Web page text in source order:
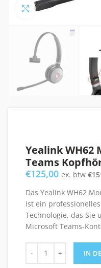
Click to enlarge
Yealink WH62
Teams
€125,00 ex. btw €
Das Yealink WH62
ist ein
Technologie, das Sie
Microsoft Teams-
IN